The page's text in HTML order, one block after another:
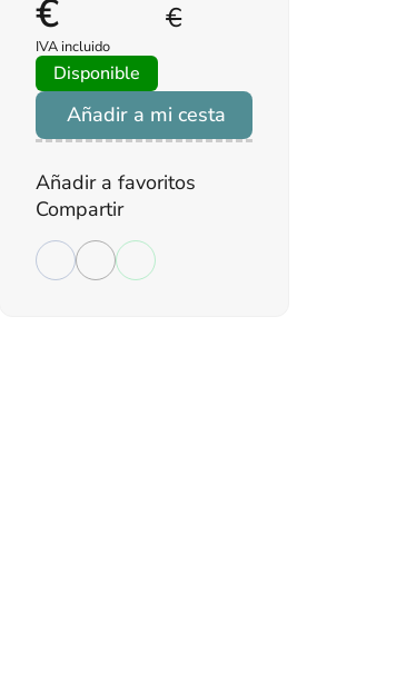
€
€
IVA incluido
Disponible
Añadir a mi cesta
Añadir a favoritos
Compartir